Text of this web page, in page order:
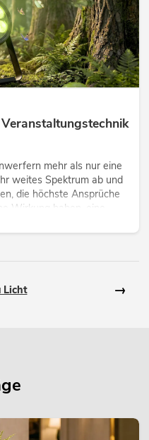
mehr als nur eine
weites Spektrum ab und
die höchste Ansprüche
Wirkung haben, eine
Licht →